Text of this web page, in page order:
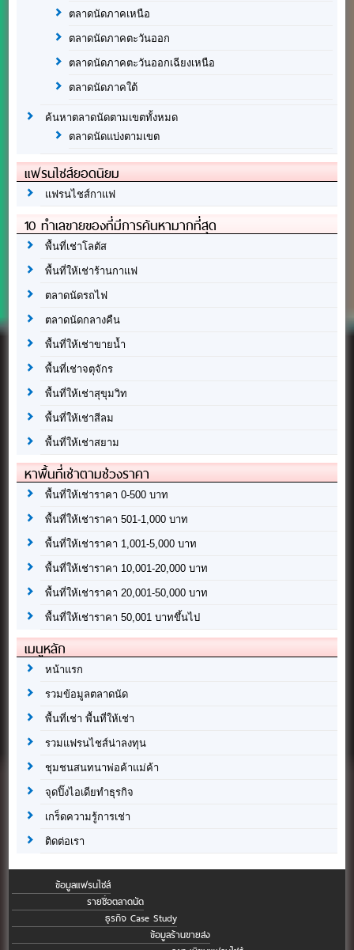
ตลาดนัดภาคเหนือ
ตลาดนัดภาคตะวันออก
ตลาดนัดภาคตะวันออกเฉียงเหนือ
ตลาดนัดภาคใต้
ค้นหาตลาดนัดตามเขตทั้งหมด
ตลาดนัดแบ่งตามเขต
แฟรนไชส์ยอดนิยม
แฟรนไชส์กาแฟ
10 ทำเลขายของที่มีการค้นหามากที่สุด
พื้นที่เช่าโลตัส
พื้นที่ให้เช่าร้านกาแฟ
ตลาดนัดรถไฟ
ตลาดนัดกลางคืน
พื้นที่ให้เช่าขายน้ำ
พื้นที่เช่าจตุจักร
พื้นที่ให้เช่าสุขุมวิท
พื้นที่ให้เช่าสีลม
พื้นที่ให้เช่าสยาม
หาพื้นที่เช่าตามช่วงราคา
พื้นที่ให้เช่าราคา 0-500 บาท
พื้นที่ให้เช่าราคา 501-1,000 บาท
พื้นที่ให้เช่าราคา 1,001-5,000 บาท
พื้นที่ให้เช่าราคา 10,001-20,000 บาท
พื้นที่ให้เช่าราคา 20,001-50,000 บาท
พื้นที่ให้เช่าราคา 50,001 บาทขึ้นไป
เมนูหลัก
หน้าแรก
รวมข้อมูลตลาดนัด
พื้นที่เช่า พื้นที่ให้เช่า
รวมแฟรนไชส์น่าลงทุน
ชุมชนสนทนาพ่อค้าแม่ค้า
จุดปิ๊งไอเดียทำธุรกิจ
เกร็ดความรู้การเช่า
ติดต่อเรา
ข้อมูลแฟรนไชส์
รายชื่อตลาดนัด
ธุรกิจ Case Study
ข้อมูลร้านขายส่ง